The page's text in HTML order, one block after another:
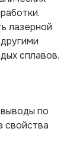
лазерной
сплавов.
по
свойства